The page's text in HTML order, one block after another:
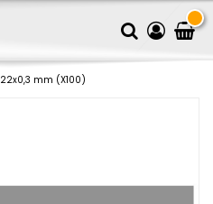
22x0,3 mm (X100)